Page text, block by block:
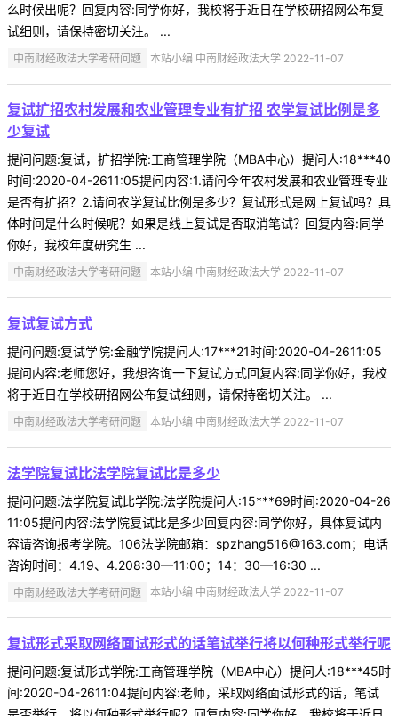
么时候出呢？回复内容:同学你好，我校将于近日在学校研招网公布复
试细则，请保持密切关注。 ...
中南财经政法大学考研问题 本站小编 中南财经政法大学 2022-11-07
复试扩招农村发展和农业管理专业有扩招 农学复试比例是多
少复试
提问问题:复试，扩招学院:工商管理学院（MBA中心）提问人:18***40
时间:2020-04-2611:05提问内容:1.请问今年农村发展和农业管理专业
是否有扩招？2.请问农学复试比例是多少？复试形式是网上复试吗？具
体时间是什么时候呢？如果是线上复试是否取消笔试？回复内容:同学
你好，我校年度研究生 ...
中南财经政法大学考研问题 本站小编 中南财经政法大学 2022-11-07
复试复试方式
提问问题:复试学院:金融学院提问人:17***21时间:2020-04-2611:05
提问内容:老师您好，我想咨询一下复试方式回复内容:同学你好，我校
将于近日在学校研招网公布复试细则，请保持密切关注。 ...
中南财经政法大学考研问题 本站小编 中南财经政法大学 2022-11-07
法学院复试比法学院复试比是多少
提问问题:法学院复试比学院:法学院提问人:15***69时间:2020-04-26
11:05提问内容:法学院复试比是多少回复内容:同学你好，具体复试内
容请咨询报考学院。106法学院邮箱：spzhang516@163.com；电话
咨询时间：4.19、4.208:30—11:00；14：30—16:30 ...
中南财经政法大学考研问题 本站小编 中南财经政法大学 2022-11-07
复试形式采取网络面试形式的话笔试举行将以何种形式举行呢
提问问题:复试形式学院:工商管理学院（MBA中心）提问人:18***45时
间:2020-04-2611:04提问内容:老师，采取网络面试形式的话，笔试